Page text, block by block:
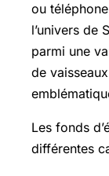
ou
l’univers de
parmi une
de
Les fonds
différentes